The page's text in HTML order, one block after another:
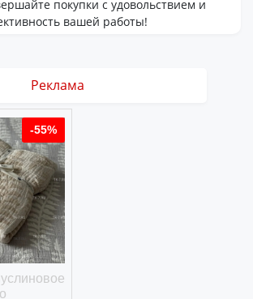
покупки с удовольствием и
вашей работы!
Реклама
-55%